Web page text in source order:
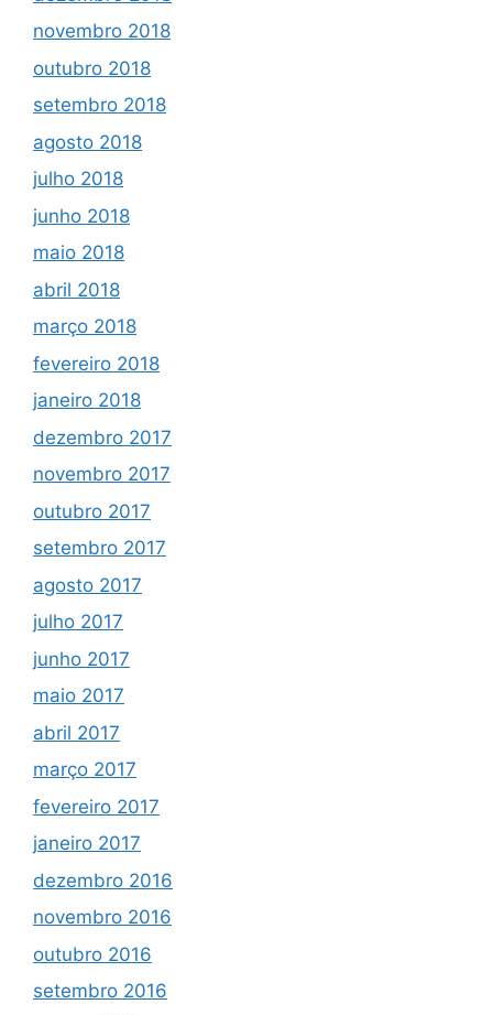
novembro 2018
outubro 2018
setembro 2018
agosto 2018
julho 2018
junho 2018
maio 2018
abril 2018
março 2018
fevereiro 2018
janeiro 2018
dezembro 2017
novembro 2017
outubro 2017
setembro 2017
agosto 2017
julho 2017
junho 2017
maio 2017
abril 2017
março 2017
fevereiro 2017
janeiro 2017
dezembro 2016
novembro 2016
outubro 2016
setembro 2016